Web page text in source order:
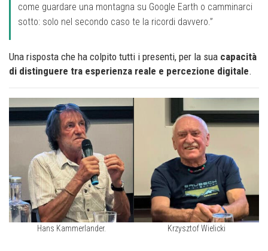
come guardare una montagna su Google Earth o camminarci
sotto: solo nel secondo caso te la ricordi davvero.”
Una risposta che ha colpito tutti i presenti, per la sua capacità
di distinguere tra esperienza reale e percezione digitale.
Hans Kammerlander. Krzysztof Wielicki